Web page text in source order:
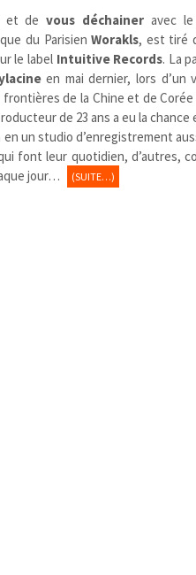
devous déchainer avec
du ParisienWorakls, est tiré
le label Intuitive Records. La
en mai dernier, lors d’un
de la Chine et de
de 23 ans a eu la chance
un studio d’enregistrement
font leur quotidien, d’autres,
jour…
(SUITE…)